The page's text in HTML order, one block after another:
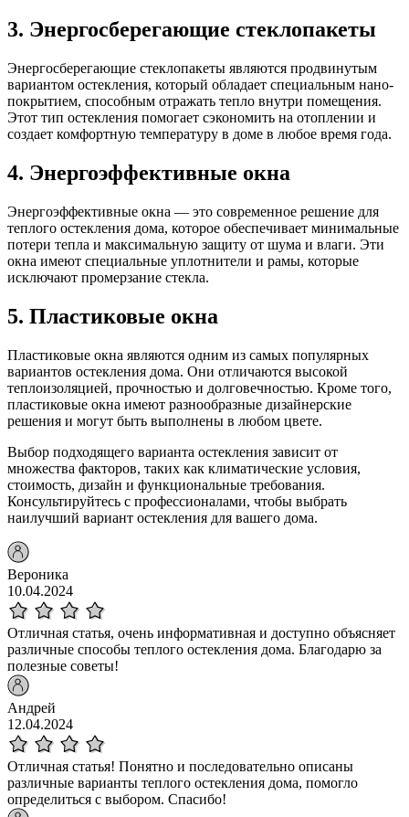
3. Энергосберегающие стеклопакеты
Энергосберегающие стеклопакеты являются продвинутым
вариантом остекления, который обладает специальным нано-
покрытием, способным отражать тепло внутри помещения.
Этот тип остекления помогает сэкономить на отоплении и
создает комфортную температуру в доме в любое время года.
4. Энергоэффективные окна
Энергоэффективные окна — это современное решение для
теплого остекления дома, которое обеспечивает минимальные
потери тепла и максимальную защиту от шума и влаги. Эти
окна имеют специальные уплотнители и рамы, которые
исключают промерзание стекла.
5. Пластиковые окна
Пластиковые окна являются одним из самых популярных
вариантов остекления дома. Они отличаются высокой
теплоизоляцией, прочностью и долговечностью. Кроме того,
пластиковые окна имеют разнообразные дизайнерские
решения и могут быть выполнены в любом цвете.
Выбор подходящего варианта остекления зависит от
множества факторов, таких как климатические условия,
стоимость, дизайн и функциональные требования.
Консультируйтесь с профессионалами, чтобы выбрать
наилучший вариант остекления для вашего дома.
Вероника
10.04.2024
Отличная статья, очень информативная и доступно объясняет
различные способы теплого остекления дома. Благодарю за
полезные советы!
Андрей
12.04.2024
Отличная статья! Понятно и последовательно описаны
различные варианты теплого остекления дома, помогло
определиться с выбором. Спасибо!